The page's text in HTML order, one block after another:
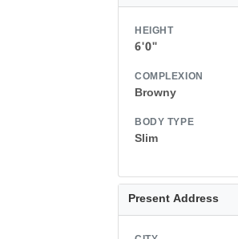
HEIGHT
6'0"
COMPLEXION
Browny
BODY TYPE
Slim
Present Address